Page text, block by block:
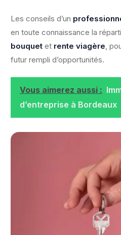
Les conseils d’un
en toute connaissance la
bouquet et rente viagère ,
futur rempli d’opportunités.
Vous aimerez aussi :
d’entreprise à Bordeaux